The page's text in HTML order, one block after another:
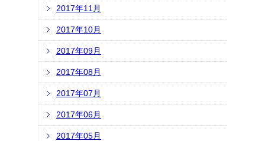
2017年11月
2017年10月
2017年09月
2017年08月
2017年07月
2017年06月
2017年05月